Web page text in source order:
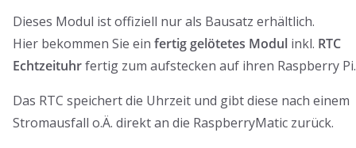
Dieses Modul ist offiziell nur als Bausatz erhältlich.
Hier bekommen Sie ein fertig gelötetes Modul inkl. RTC
Echtzeituhrfertig zum aufstecken auf ihren Raspberry Pi.
Das RTC speichert die Uhrzeit und gibt diese nach einem
Stromausfall o.Ä. direkt an die RaspberryMatic zurück.